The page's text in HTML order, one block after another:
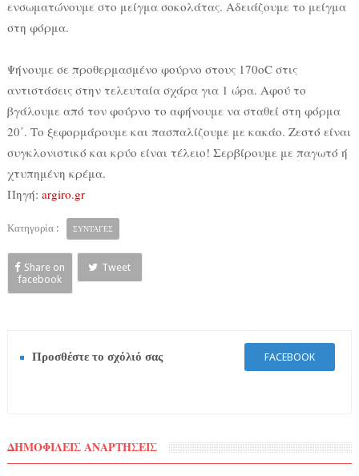
ενσωματώνουμε στο μείγμα σοκολάτας. Αδειάζουμε το μείγμα
στη φόρμα.
Ψήνουμε σε προθερμασμένο φούρνο στους 170οC στις
αντιστάσεις στην τελευταία σχάρα για 1 ώρα. Αφού το
βγάλουμε από τον φούρνο το αφήνουμε να σταθεί στη φόρμα
20΄. Το ξεφορμάρουμε και πασπαλίζουμε με κακάο. Ζεστό είναι
συγκλονιστικό και κρύο είναι τέλειο! Σερβίρουμε με παγωτό ή
χτυπημένη κρέμα.
Πηγή: argiro.gr
Κατηγορία : ΣΥΝΤΑΓΕΣ
Share on
facebook
Tweet
Προσθέστε το σχόλιό σας FACEBOOK
ΔΗΜΟΦΙΛΕΙΣ ΑΝΑΡΤΗΣΕΙΣ